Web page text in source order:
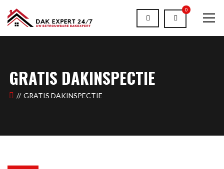
0
GRATIS DAKINSPECTIE
GRATIS DAKINSPECTIE